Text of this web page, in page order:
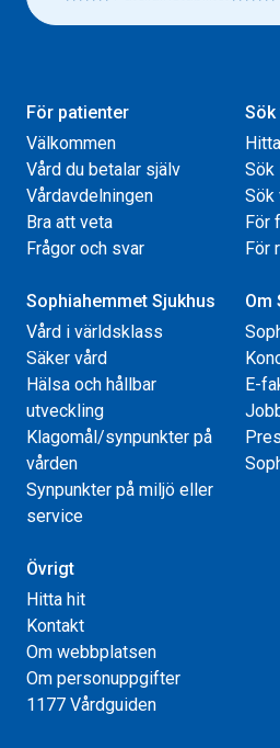
För patienter
Välkommen
Vård du betalar själv
Vårdavdelningen
Bra att veta
Frågor och svar
Sök
Sök
Sök
För
För
Sophiahemmet Sjukhus
Vård i världsklass
Säker vård
Hälsa och hållbar
utveckling
Klagomål/synpunkter på
vården
Synpunkter på miljö eller
service
Om
E-
Övrigt
Hitta hit
Kontakt
Om webbplatsen
Om personuppgifter
1177 Vårdguiden